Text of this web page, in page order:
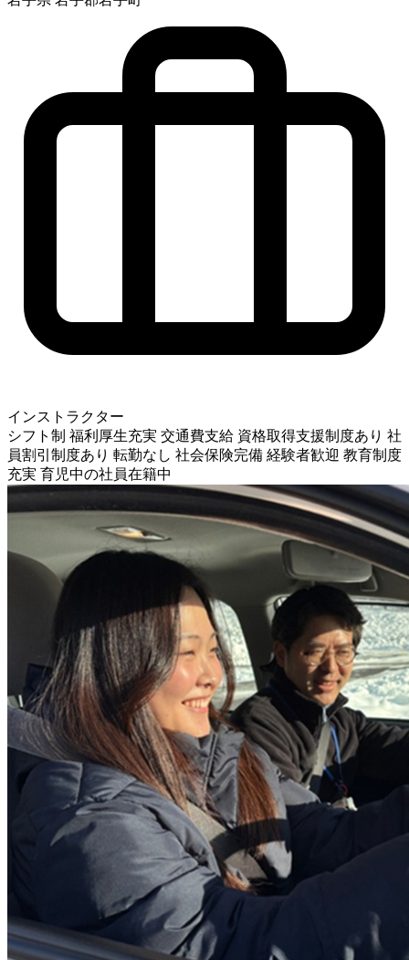
インストラクター
シフト制 福利厚生充実 交通費支給 資格取得支援制度あり 社
員割引制度あり 転勤なし 社会保険完備 経験者歓迎 教育制度
充実 育児中の社員在籍中